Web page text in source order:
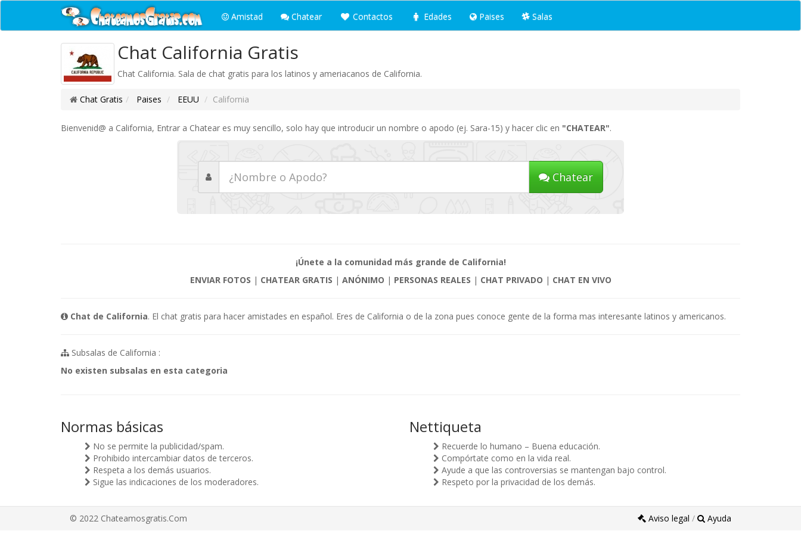
Amistad Chatear Contactos Edades Paises Salas
Chat California Gratis
Chat California. Sala de chat gratis para los latinos y ameriacanos de California.
Chat Gratis Paises EEUU California
Bienvenid@ a California, Entrar a Chatear es muy sencillo, solo hay que introducir un nombre o apodo (ej. Sara-15) y hacer clic en "CHATEAR".
Chatear
¡Únete a la comunidad más grande de California!
ENVIAR FOTOS | CHATEAR GRATIS | ANÓNIMO | PERSONAS REALES | CHAT PRIVADO | CHAT EN VIVO
Chat de California. El chat gratis para hacer amistades en español. Eres de California o de la zona pues conoce gente de la forma mas interesante latinos y americanos.
Subsalas de California :
No existen subsalas en esta categoria
Normas básicas
No se permite la publicidad/spam.
Prohibido intercambiar datos de terceros.
Respeta a los demás usuarios.
Sigue las indicaciones de los moderadores.
Nettiqueta
Recuerde lo humano – Buena educación.
Compórtate como en la vida real.
Ayude a que las controversias se mantengan bajo control.
Respeto por la privacidad de los demás.
© 2022 Chateamosgratis.Com Aviso legal / Ayuda